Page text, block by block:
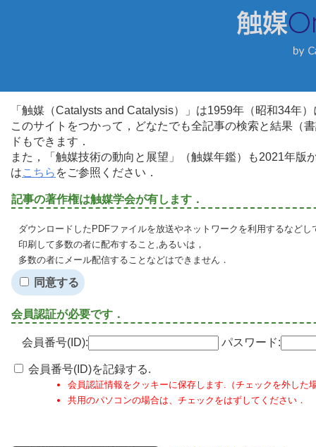
「触媒（Catalysts and Catalysis）」は1959年（昭和34年
このサイトをつかって，どなたでも全記事の検索と結果（
ドもできます．
また，「触媒技術の動向と展望」（触媒年鑑）も2021年
はこちら をご参照ください．
記事の著作権は触媒学会が有します．
ダウンロードしたPDFファイルを放送やネットワークを利用するなど
印刷して多数の者に配布すること,あるいは，
多数の者にメール配信することなどはできません．
同意する
会員認証が必要です．
会員番号(ID): パスワード:
会員番号(ID)を記録する.
会員認証情報をクッキーに保存します.（チェックを外した
共用のパソコンの場合は、チェックをはずしてください．